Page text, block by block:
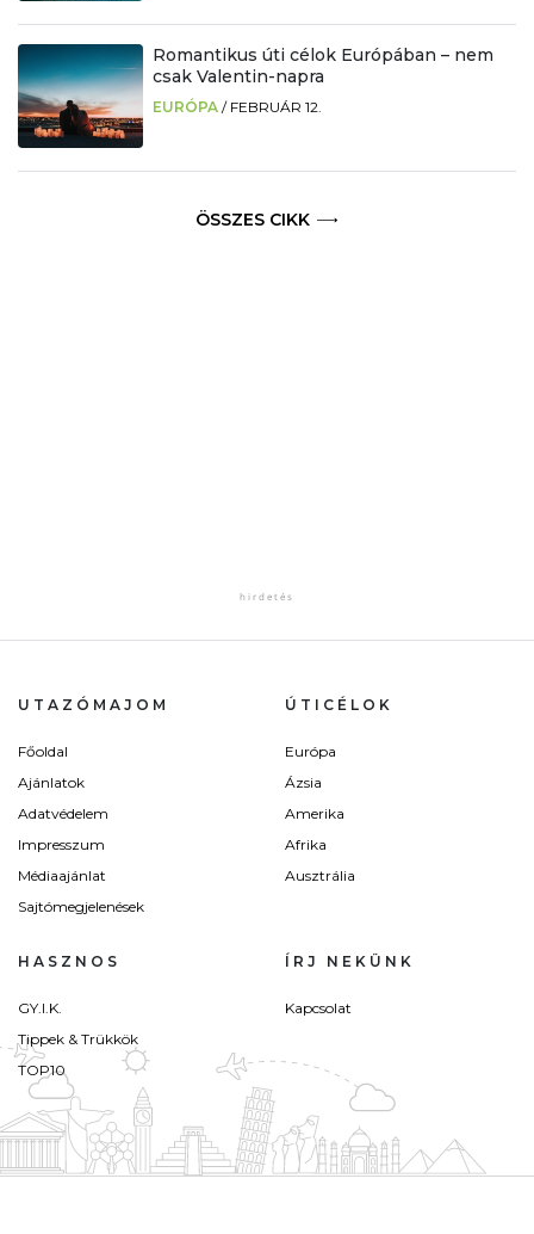
Romantikus úti célok Európában – nem
csak Valentin-napra
EURÓPA / FEBRUÁR 12.
ÖSSZES CIKK
UTAZÓMAJOM
Főoldal
Ajánlatok
Adatvédelem
Impresszum
Médiaajánlat
Sajtómegjelenések
ÚTICÉLOK
Európa
Ázsia
Amerika
Afrika
Ausztrália
HASZNOS
GY.I.K.
Tippek & Trükkök
TOP10
ÍRJ NEKÜNK
Kapcsolat